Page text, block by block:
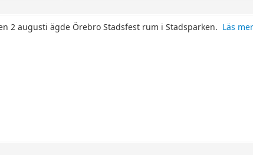
2 augusti ägde Örebro Stadsfest rum i Stadsparken. Läs mer